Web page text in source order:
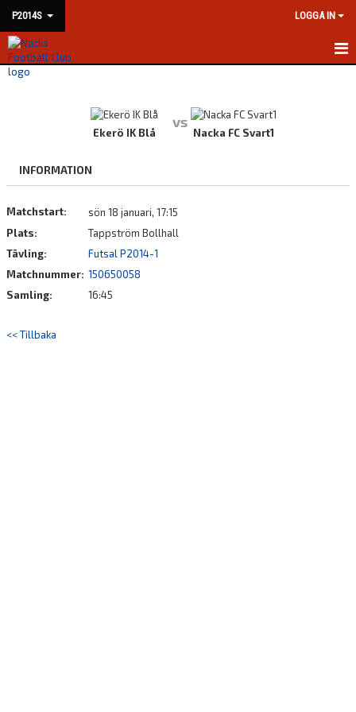
P2014S LOGGA IN
HEM
MATCHER
TRUPPEN
BILDGALLERI
Ekerö IK Blå
vs
Nacka FC Svart1
INFORMATION
Matchstart:
sön 18 januari, 17:15
Plats:
Tappström Bollhall
Tävling:
Futsal P2014-1
Matchnummer: 150650058
Samling:
16:45
<< Tillbaka